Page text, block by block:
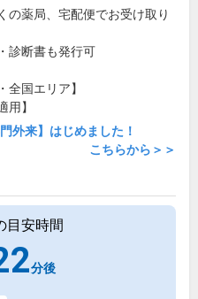
の薬局、宅配便でお受け取り
診断書も発行可
全国エリア】
用】
外来】はじめました！
こちらから＞＞
目安時間
分後